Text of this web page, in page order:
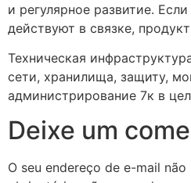
и регулярное развитие.
действуют в связке,
Техническая
сети, хранилища, защиту,
администрирование 7к в
Deixe um
O seu endereço de e-mail